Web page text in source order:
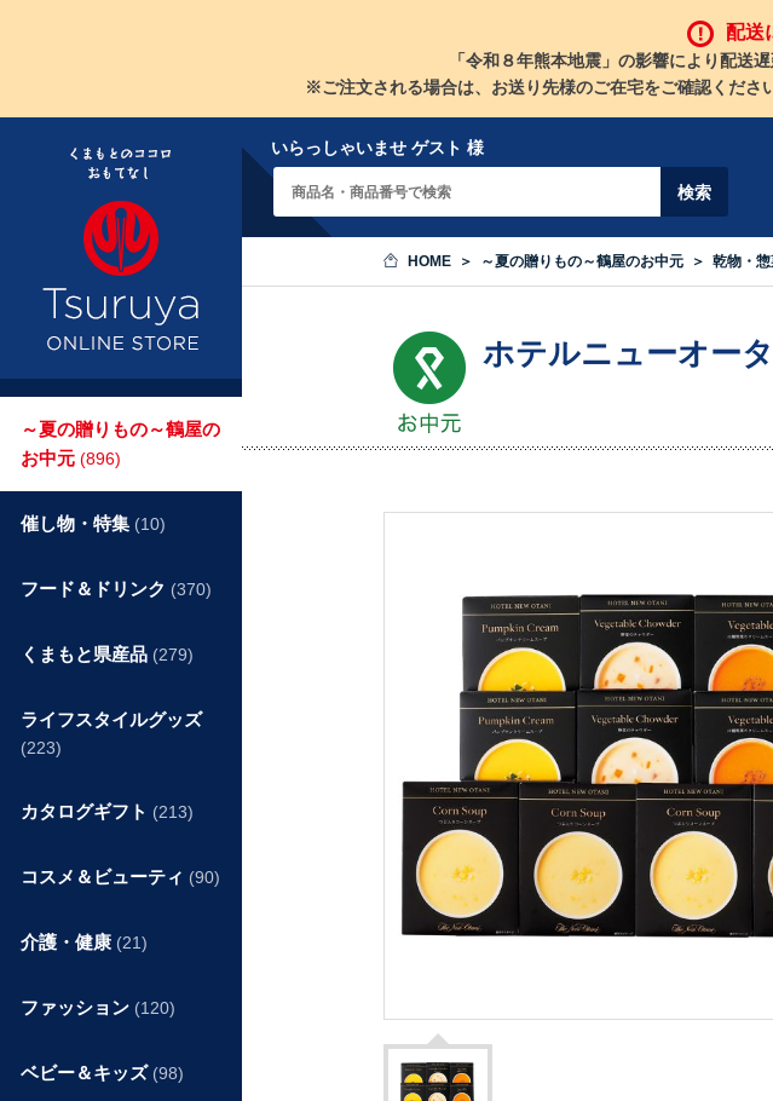
配送
「令和８年熊本地震」の影響により配送
※ご注文される場合は、お送り先様のご在宅をご確認くだ
いらっしゃいませ ゲスト 様
HOME ～夏の贈りもの～鶴屋のお中元 乾物・
ホテルニューオー
～夏の贈りもの～鶴屋の
お中元 (896)
催し物・特集 (10)
フード＆ドリンク (370)
くまもと県産品 (279)
ライフスタイルグッズ
(223)
カタログギフト (213)
コスメ＆ビューティ (90)
介護・健康 (21)
ファッション (120)
ベビー＆キッズ (98)